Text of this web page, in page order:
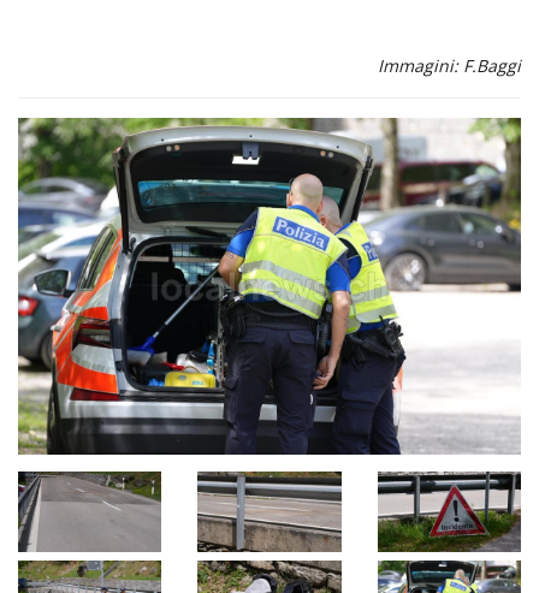
Immagini: F.Baggi